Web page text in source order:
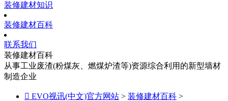
装修建材知识
装修建材百科
联系我们
装修建材百科
从事工业废渣(粉煤灰、燃煤炉渣等)资源综合利用的新型墙材
制造企业
 EVO视讯(中文)官方网站 > 装修建材百科 >